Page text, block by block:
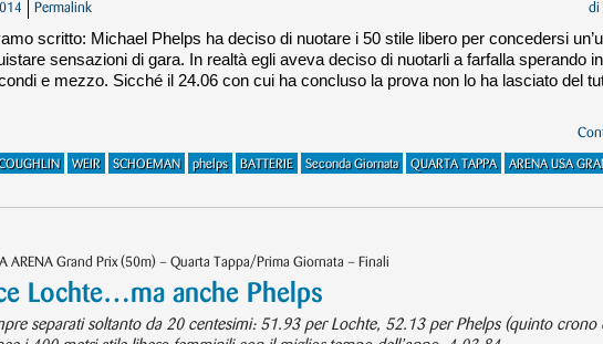
Permalink di
scritto: Michael Phelps ha deciso di nuotare i 50 stile libero per concedersi
sensazioni di gara. In realtà egli aveva deciso di nuotarli a farfalla sperando
e mezzo. Sicché il 24.06 con cui ha concluso la prova non lo ha lasciato del
WEIR SCHOEMAN phelps BATTERIE Seconda Giornata QUARTA TAPPA
ARENA USA
ARENA Grand Prix (50m) – Quarta Tappa/Prima Giornata – Finali
Lochte…ma anche Phelps
separati soltanto da 20 centesimi: 51.93 per Lochte, 52.13 per Phelps (quinto crono